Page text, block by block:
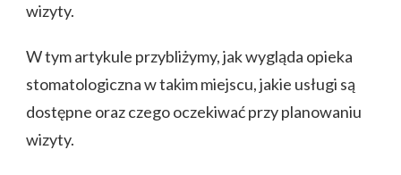
wizyty.
W tym artykule przybliżymy, jak wygląda opieka
stomatologiczna w takim miejscu, jakie usługi są
dostępne oraz czego oczekiwać przy planowaniu
wizyty.